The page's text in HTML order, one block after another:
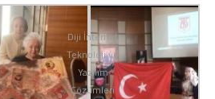
Diji İnternet
Teknoloji ve
Yazılım
Çözümleri